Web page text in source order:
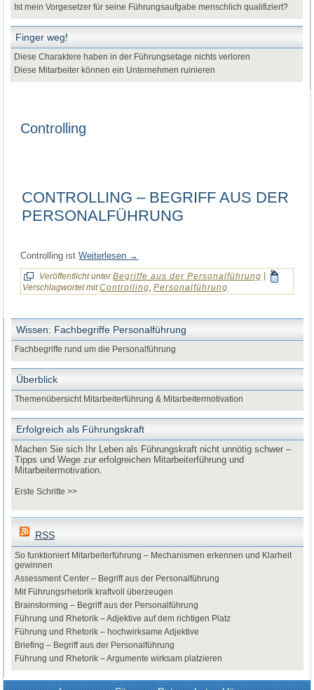
Ist mein Vorgesetzer für seine Führungsaufgabe menschlich qualifiziert?
Finger weg!
Diese Charaktere haben in der Führungsetage nichts verloren
Diese Mitarbeiter können ein Unternehmen ruinieren
Controlling
CONTROLLING – BEGRIFF AUS DER
PERSONALFÜHRUNG
Controlling istWeiterlesen →
Veröffentlicht unter Begriffe aus der Personalführung
Verschlagwortet mit Controlling,Personalführung
Wissen: Fachbegriffe Personalführung
Fachbegriffe rund um die Personalführung
Überblick
Themenübersicht Mitarbeiterführung & Mitarbeitermotivation
Erfolgreich als Führungskraft
Machen Sie sich Ihr Leben als Führungskraft nicht unnötig schwer –
Tipps und Wege zur erfolgreichen Mitarbeiterführung und
Mitarbeitermotivation.
Erste Schritte >>
RSS
So funktioniert Mitarbeiterführung – Mechanismen erkennen und Klarheit
gewinnen
Assessment Center – Begriff aus der Personalführung
Mit Führungsrhetorik kraftvoll überzeugen
Brainstorming – Begriff aus der Personalführung
Führung und Rhetorik – Adjektive auf dem richtigen Platz
Führung und Rhetorik – hochwirksame Adjektive
Briefing – Begriff aus der Personalführung
Führung und Rhetorik – Argumente wirksam platzieren